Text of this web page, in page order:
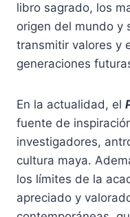
libro sagrado, los
origen del mundo y
transmitir valores y
generaciones
En la actualidad, el
fuente de
investigadores,
cultura maya.
los límites de la
apreciado y